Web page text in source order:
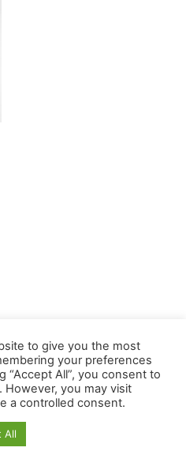
| Powered byAstra WordPress
to give you the most
your preferences
“Accept All”, you consent to
you may visit
a controlled consent.
All